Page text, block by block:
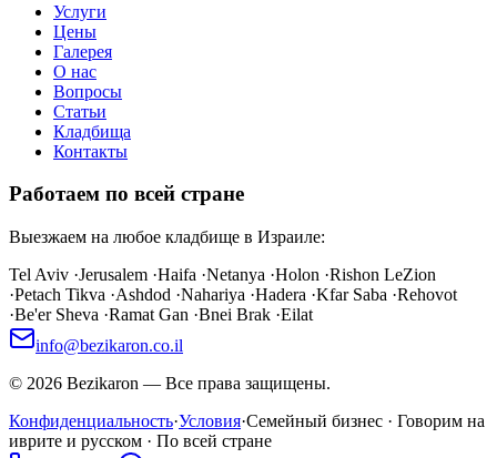
Услуги
Цены
Галерея
О нас
Вопросы
Статьи
Кладбища
Контакты
Работаем по всей стране
Выезжаем на любое кладбище в Израиле:
Tel Aviv ·Jerusalem ·Haifa ·Netanya ·Holon ·Rishon LeZion
·Petach Tikva ·Ashdod ·Nahariya ·Hadera ·Kfar Saba ·Rehovot
·Be'er Sheva ·Ramat Gan ·Bnei Brak ·Eilat
info@bezikaron.co.il
© 2026 Bezikaron — Все права защищены.
Конфиденциальность·Условия·Семейный бизнес · Говорим на
иврите и русском · По всей стране